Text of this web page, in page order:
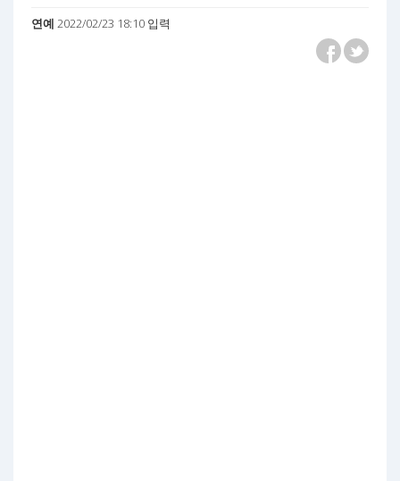
연예 2022/02/23 18:10 입력